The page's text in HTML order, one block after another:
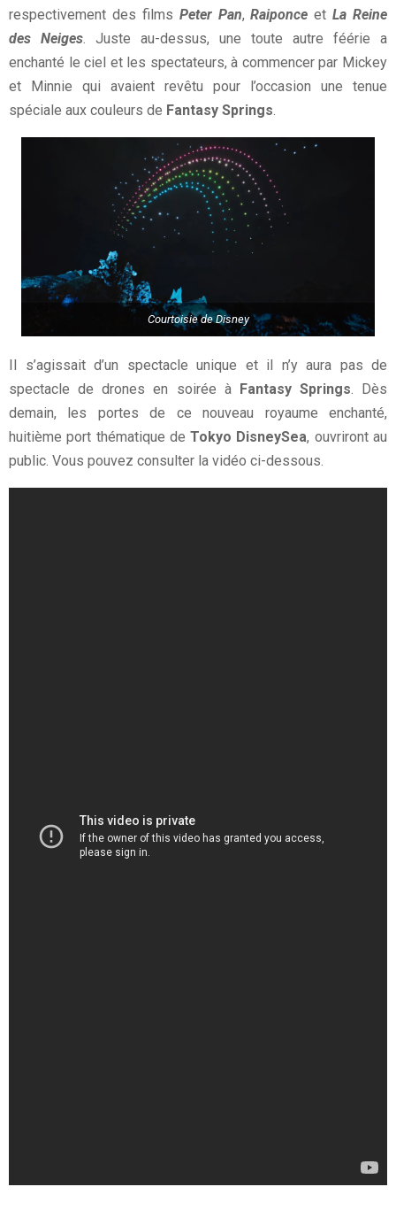
respectivement des films Peter Pan,Raiponce etLa Reine
des Neiges . Juste au-dessus, une toute autre féérie a
enchanté le ciel et les spectateurs, à commencer par Mickey
et Minnie qui avaient revêtu pour l’occasion une tenue
spéciale aux couleurs de Fantasy Springs
Courtoisie de Disney
Il s’agissait d’un spectacle unique et il n’y aura pas de
spectacle de drones en soirée à Fantasy Springs. Dès
demain, les portes de ce nouveau royaume enchanté,
huitième port thématique deTokyo DisneySea, ouvriront au
public. Vous pouvez consulter la vidéo ci-dessous.